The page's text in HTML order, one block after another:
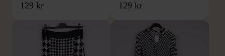
129 kr 129 kr